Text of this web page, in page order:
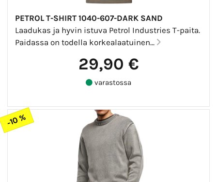
PETROL T-SHIRT 1040-607-DARK SAND
Laadukas ja hyvin istuva Petrol Industries T-paita.
Paidassa on todella korkealaatuinen...
29,90 €
varastossa
-10 %